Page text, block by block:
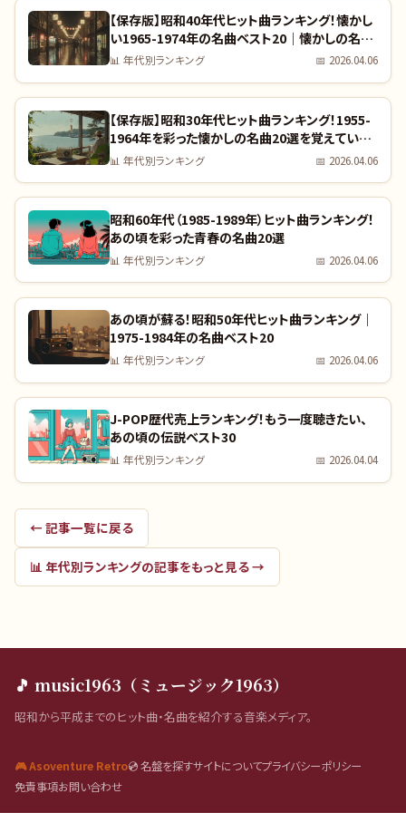
【保存版】昭和40年代ヒット曲ランキング！懐かし
い1965-1974年の名曲ベスト20｜懐かしの名曲
完全リスト
📊 年代別ランキング 📅 2026.04.06
【保存版】昭和30年代ヒット曲ランキング！1955-
1964年を彩った懐かしの名曲20選を覚えていま
すか？｜全曲リスト付き
📊 年代別ランキング 📅 2026.04.06
昭和60年代（1985-1989年）ヒット曲ランキング！
あの頃を彩った青春の名曲20選
📊 年代別ランキング 📅 2026.04.06
あの頃が蘇る！昭和50年代ヒット曲ランキング｜
1975-1984年の名曲ベスト20
📊 年代別ランキング 📅 2026.04.06
J-POP歴代売上ランキング！もう一度聴きたい、
あの頃の伝説ベスト30
📊 年代別ランキング 📅 2026.04.04
← 記事一覧に戻る
📊 年代別ランキングの記事をもっと見る →
🎵 music1963（ミュージック1963）
昭和から平成までのヒット曲・名曲を紹介する音楽メディア。
🎮 Asoventure Retro💿 名盤を探すサイトについてプライバシーポリシー
免責事項お問い合わせ